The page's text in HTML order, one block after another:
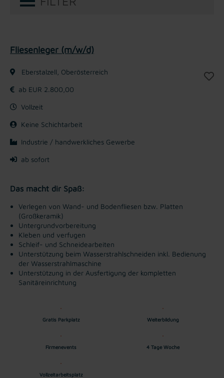
Fliesenleger (m/w/d)
Eberstalzell, Oberösterreich
ab EUR 2.800,00
Vollzeit
Keine Schichtarbeit
Industrie / handwerkliches Gewerbe
ab sofort
Das macht dir Spaß:
Verlegen von Wand- und Bodenfliesen bzw. Platten
(Großkeramik)
Untergrundvorbereitung
Kleben und verfugen
Schleif- und Schneidearbeiten
Unterstützung beim Wasserstrahlschneiden inkl. Bedienung
der Wasserstrahlmaschine
Unterstützung in der Ausfertigung der kompletten
Sanitäreinrichtung
Gratis Parkplatz Weiterbildung
Firmenevents 4 Tage Woche
Vollzeitarbeitsplatz